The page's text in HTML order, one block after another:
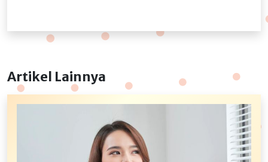
Artikel Lainnya